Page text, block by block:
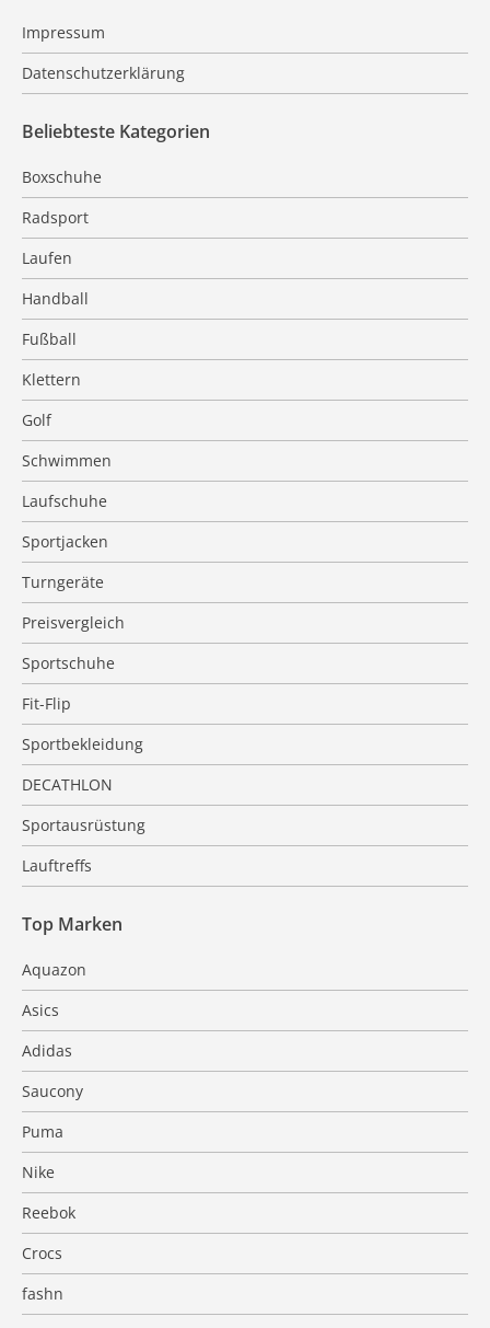
Impressum
Datenschutzerklärung
Beliebteste Kategorien
Boxschuhe
Radsport
Laufen
Handball
Fußball
Klettern
Golf
Schwimmen
Laufschuhe
Sportjacken
Turngeräte
Preisvergleich
Sportschuhe
Fit-Flip
Sportbekleidung
DECATHLON
Sportausrüstung
Lauftreffs
Top Marken
Aquazon
Asics
Adidas
Saucony
Puma
Nike
Reebok
Crocs
fashn